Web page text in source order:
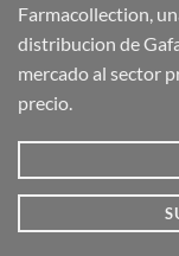
Farmacollection,
distribucion de
mercado al sector
precio.